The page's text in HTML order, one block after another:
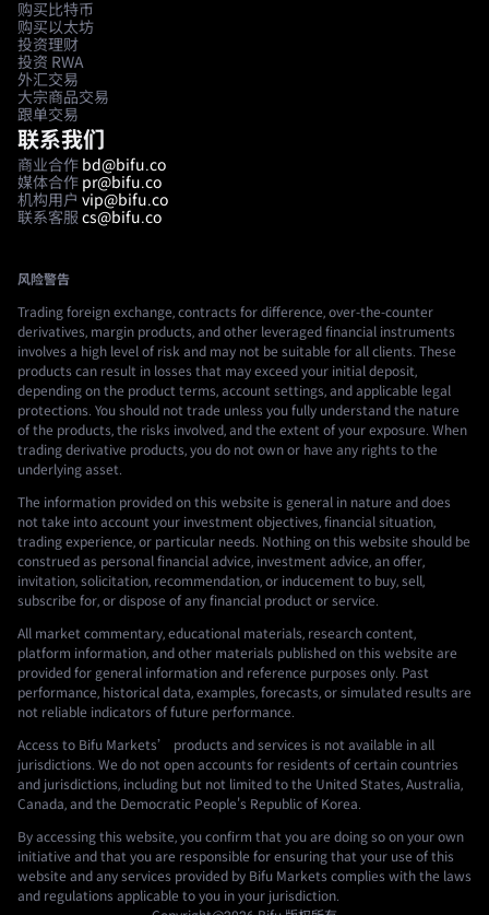
购买比特币
购买以太坊
投资理财
投资 RWA
外汇交易
大宗商品交易
跟单交易
联系我们
商业合作 bd@bifu.co
媒体合作 pr@bifu.co
机构用户 vip@bifu.co
联系客服 cs@bifu.co
风险警告
Trading foreign exchange, contracts for difference, over-the-counter
derivatives, margin products, and other leveraged financial instruments
involves a high level of risk and may not be suitable for all clients. These
products can result in losses that may exceed your initial deposit,
depending on the product terms, account settings, and applicable legal
protections. You should not trade unless you fully understand the nature
of the products, the risks involved, and the extent of your exposure. When
trading derivative products, you do not own or have any rights to the
underlying asset.
The information provided on this website is general in nature and does
not take into account your investment objectives, financial situation,
trading experience, or particular needs. Nothing on this website should be
construed as personal financial advice, investment advice, an offer,
invitation, solicitation, recommendation, or inducement to buy, sell,
subscribe for, or dispose of any financial product or service.
All market commentary, educational materials, research content,
platform information, and other materials published on this website are
provided for general information and reference purposes only. Past
performance, historical data, examples, forecasts, or simulated results are
not reliable indicators of future performance.
Access to Bifu Markets’ products and services is not available in all
jurisdictions. We do not open accounts for residents of certain countries
and jurisdictions, including but not limited to the United States, Australia,
Canada, and the Democratic People's Republic of Korea.
By accessing this website, you confirm that you are doing so on your own
initiative and that you are responsible for ensuring that your use of this
website and any services provided by Bifu Markets complies with the laws
and regulations applicable to you in your jurisdiction.